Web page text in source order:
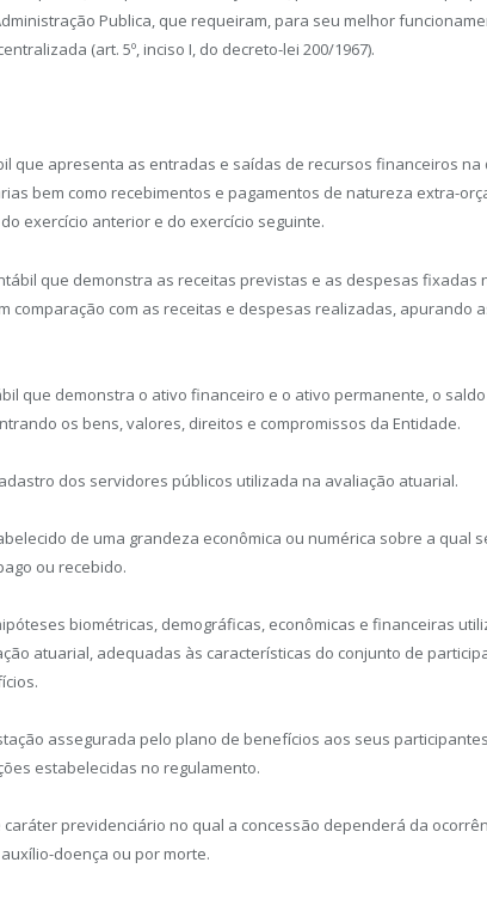
Publica, que requeiram, para seu melhor
(art. 5º, inciso I, do decreto-lei 200/1967).
que apresenta as entradas e saídas de recursos financeiros
bem como recebimentos e pagamentos de natureza extra-
exercício anterior e do exercício seguinte.
que demonstra as receitas previstas e as despesas fixadas
comparação com as receitas e despesas realizadas, apurando
que demonstra o ativo financeiro e o ativo permanente, o
os bens, valores, direitos e compromissos da Entidade.
dos servidores públicos utilizada na avaliação atuarial.
de uma grandeza econômica ou numérica sobre a qual
ou recebido.
biométricas, demográficas, econômicas e financeiras
atuarial, adequadas às características do conjunto de
assegurada pelo plano de benefícios aos seus
estabelecidas no regulamento.
caráter previdenciário no qual a concessão dependerá da
doença ou por morte.